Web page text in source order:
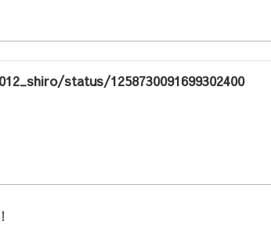
status/1258730091699302400